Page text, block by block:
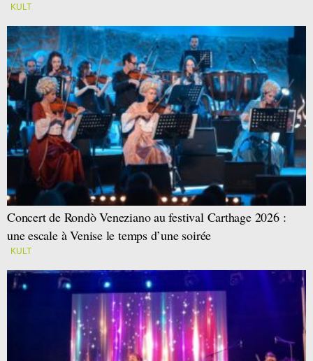
KULT
Concert de Rondò Veneziano au festival Carthage 2026 :
une escale à Venise le temps d’une soirée
KULT